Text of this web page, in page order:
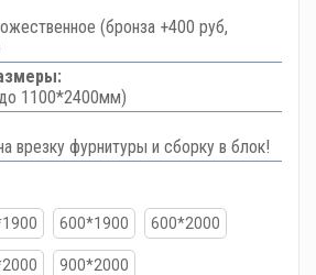
(бронза +400 руб,
1100*2400мм)
врезку фурнитуры и сборку в блок!
600*1900 600*2000
900*2000